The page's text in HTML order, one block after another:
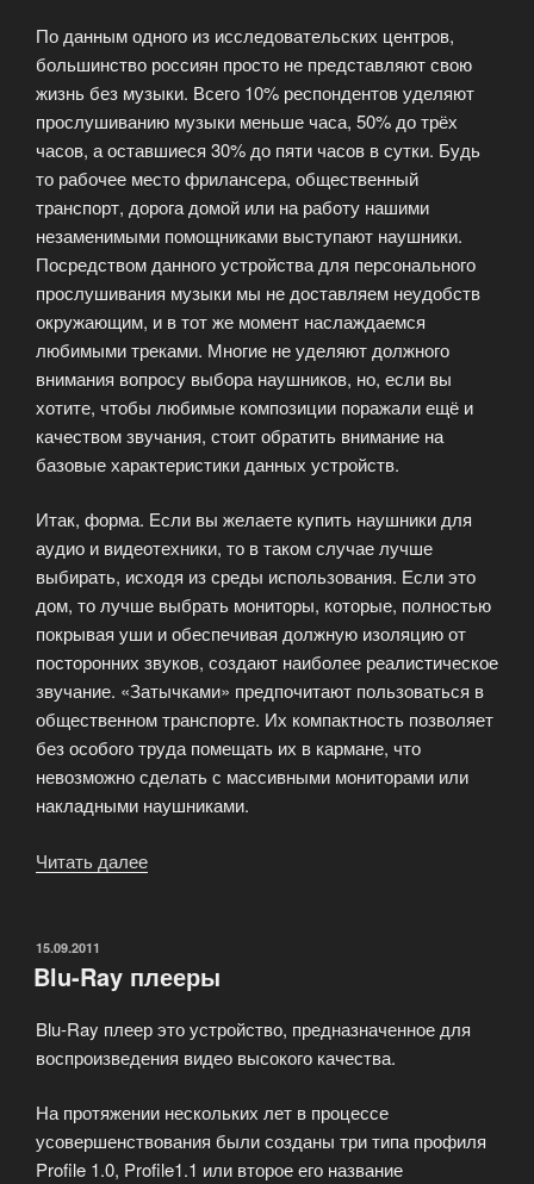
По данным одного из исследовательских центров,
большинство россиян просто не представляют свою
жизнь без музыки. Всего 10% респондентов уделяют
прослушиванию музыки меньше часа, 50% до трёх
часов, а оставшиеся 30% до пяти часов в сутки. Будь
то рабочее место фрилансера, общественный
транспорт, дорога домой или на работу нашими
незаменимыми помощниками выступают наушники.
Посредством данного устройства для персонального
прослушивания музыки мы не доставляем неудобств
окружающим, и в тот же момент наслаждаемся
любимыми треками. Многие не уделяют должного
внимания вопросу выбора наушников, но, если вы
хотите, чтобы любимые композиции поражали ещё и
качеством звучания, стоит обратить внимание на
базовые характеристики данных устройств.
Итак, форма. Если вы желаете купить наушники для
аудио и видеотехники, то в таком случае лучше
выбирать, исходя из среды использования. Если это
дом, то лучше выбрать мониторы, которые, полностью
покрывая уши и обеспечивая должную изоляцию от
посторонних звуков, создают наиболее реалистическое
звучание. «Затычками» предпочитают пользоваться в
общественном транспорте. Их компактность позволяет
без особого труда помещать их в кармане, что
невозможно сделать с массивными мониторами или
накладными наушниками.
Читать далее
ОПУБЛИКОВАНО
15.09.2011
Blu-Ray плееры
Blu-Ray плеер это устройство, предназначенное для
воспроизведения видео высокого качества.
На протяжении нескольких лет в процессе
усовершенствования были созданы три типа профиля
Profile 1.0, Profile1.1 или второе его название